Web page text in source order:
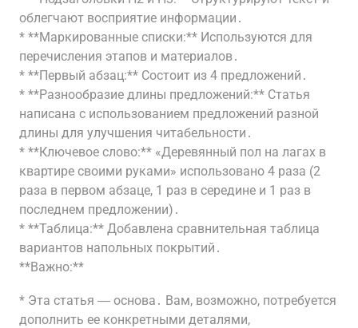
облегчают восприятие информации․
* **Маркированные списки:** Используются для
перечисления этапов и материалов․
* **Первый абзац:** Состоит из 4 предложений․
* **Разнообразие длины предложений:** Статья
написана с использованием предложений разной
длины для улучшения читабельности․
* **Ключевое слово:** «Деревянный пол на лагах в
квартире своими руками» использовано 4 раза (2
раза в первом абзаце, 1 раз в середине и 1 раз в
последнем предложении)․
* **Таблица:** Добавлена сравнительная таблица
вариантов напольных покрытий․
**Важно:**
* Эта статья ― основа․ Вам, возможно, потребуется
дополнить ее конкретными деталями,